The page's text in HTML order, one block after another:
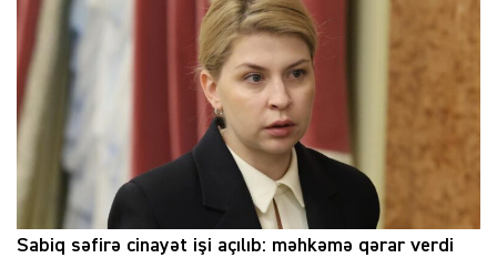
Sabiq səfirə cinayət işi açılıb: məhkəmə qərar verdi